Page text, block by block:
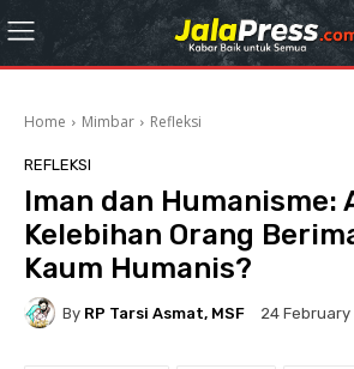
Home Mimbar Refleksi
REFLEKSI
Iman dan Humanisme:
Kelebihan Orang
Kaum Humanis?
By RP Tarsi Asmat, MSF 24 February